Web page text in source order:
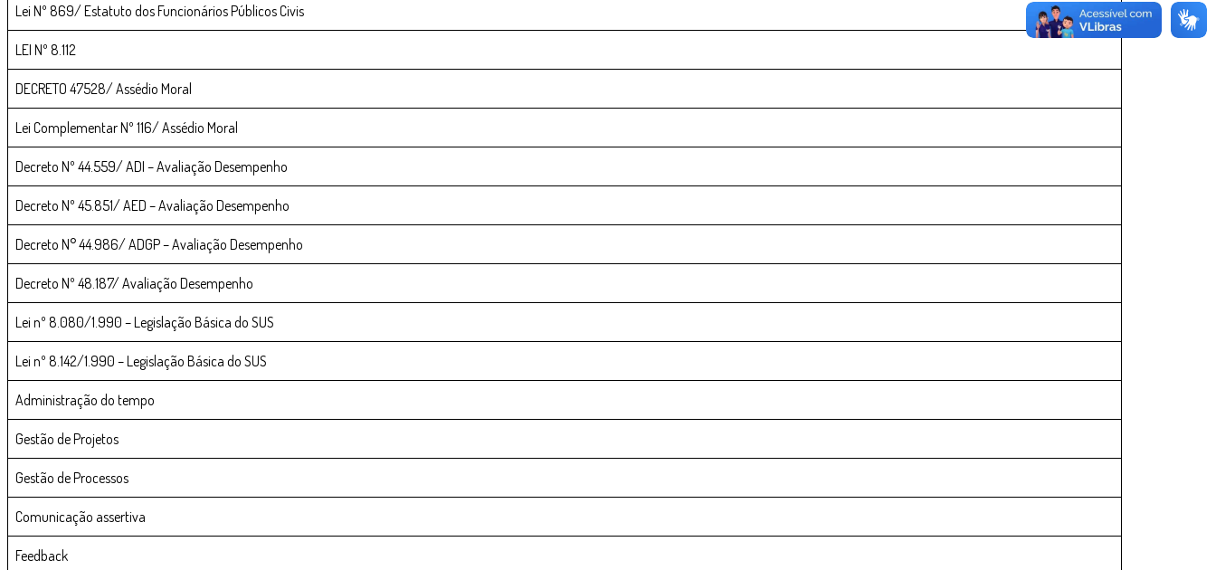
Lei Nº 869/ Estatuto dos Funcionários Públicos Civis
LEI Nº 8.112
DECRETO 47528/ Assédio Moral
Lei Complementar Nº 116/ Assédio Moral
Decreto Nº 44.559/ ADI – Avaliação Desempenho
Decreto Nº 45.851/ AED – Avaliação Desempenho
Decreto N° 44.986/ ADGP – Avaliação Desempenho
Decreto Nº 48.187/ Avaliação Desempenho
Lei nº 8.080/1.990 – Legislação Básica do SUS
Lei nº 8.142/1.990 – Legislação Básica do SUS
Administração do tempo
Gestão de Projetos
Gestão de Processos
Comunicação assertiva
Feedback